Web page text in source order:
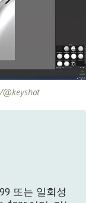
또는 일회성